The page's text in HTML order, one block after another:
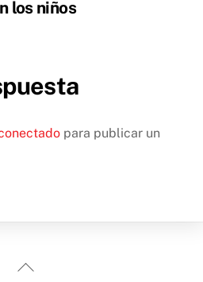
los niños
para publicar un
Back